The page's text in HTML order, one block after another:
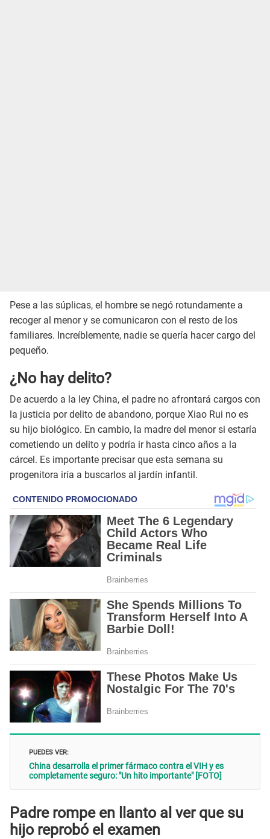
Pese a las súplicas, el hombre se negó rotundamente a
recoger al menor y se comunicaron con el resto de los
familiares. Increíblemente, nadie se quería hacer cargo del
pequeño.
¿No hay delito?
De acuerdo a la ley China, el padre no afrontará cargos con
la justicia por delito de abandono, porque Xiao Rui no es
su hijo biológico. En cambio, la madre del menor si estaría
cometiendo un delito y podría ir hasta cinco años a la
cárcel. Es importante precisar que esta semana su
progenitora iría a buscarlos al jardín infantil.
PUEDES VER:
China desarrolla el primer fármaco contra el VIH y es
completamente seguro: "Un hito importante" [FOTO]
Padre rompe en llanto al ver que su
hijo reprobó el examen